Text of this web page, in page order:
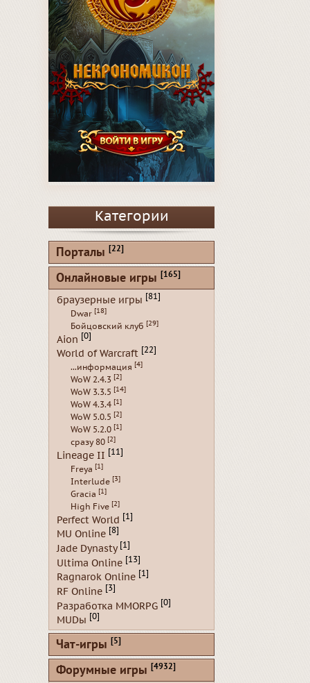
Категории
Порталы [22]
Онлайновые игры [165]
браузерные игры [81]
Dwar [18]
Бойцовский клуб [29]
Aion [0]
World of Warcraft [22]
...информация [4]
WoW 2.4.3 [2]
WoW 3.3.5 [14]
WoW 4.3.4 [1]
WoW 5.0.5 [2]
WoW 5.2.0 [1]
сразу 80 [2]
Lineage II [11]
Freya [1]
Interlude [3]
Gracia [1]
High Five [2]
Perfect World [1]
MU Online [8]
Jade Dynasty [1]
Ultima Online [13]
Ragnarok Online [1]
RF Online [3]
Разработка MMORPG [0]
MUDы [0]
Чат-игры [5]
Форумные игры [4932]